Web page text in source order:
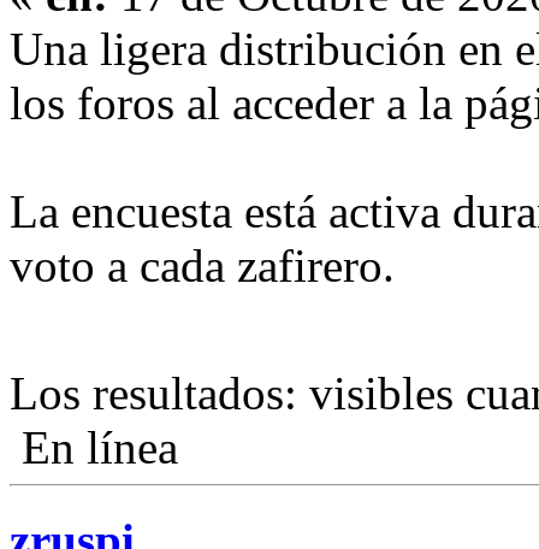
Una ligera distribución en
los foros al acceder a la
La encuesta está activa
voto a cada zafirero.
Los resultados: visibles
En línea